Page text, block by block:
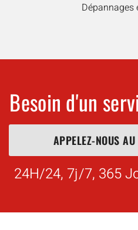
Dépannages
Besoin d'un
APPELEZ-NOUS AU
24H/24, 7j/7, 365